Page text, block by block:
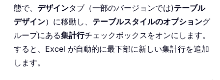
態で、 デザインタブ（一部のバージョンでは)テーブル
デザイン）に移動し、 テーブルスタイルのオプショング
ループにある集計行チェックボックスをオンにします。
すると、Excel が自動的に最下部に新しい集計行を追加
します。